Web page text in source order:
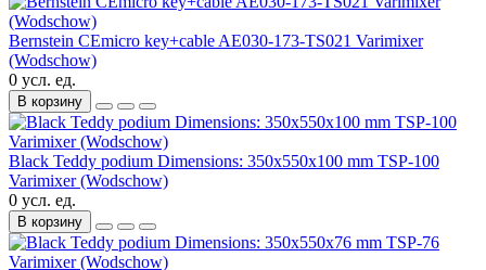
Bernstein CEmicro key+cable AE030-173-TS021 Varimixer
(Wodschow)
0 усл. ед.
В корзину
Black Teddy podium Dimensions: 350x550x100 mm TSP-100
Varimixer (Wodschow)
0 усл. ед.
В корзину